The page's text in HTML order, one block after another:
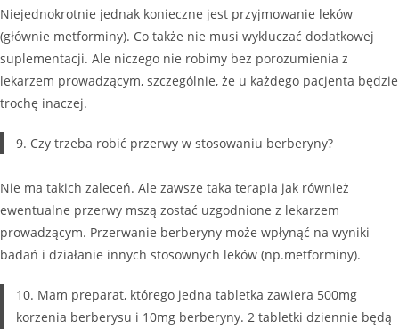
Niejednokrotnie jednak konieczne jest przyjmowanie leków
(głównie metforminy). Co także nie musi wykluczać dodatkowej
suplementacji. Ale niczego nie robimy bez porozumienia z
lekarzem prowadzącym, szczególnie, że u każdego pacjenta będzie
trochę inaczej.
9. Czy trzeba robić przerwy w stosowaniu berberyny?
Nie ma takich zaleceń. Ale zawsze taka terapia jak również
ewentualne przerwy mszą zostać uzgodnione z lekarzem
prowadzącym. Przerwanie berberyny może wpłynąć na wyniki
badań i działanie innych stosownych leków (np.metforminy).
10. Mam preparat, którego jedna tabletka zawiera 500mg
korzenia berberysu i 10mg berberyny. 2 tabletki dziennie będą